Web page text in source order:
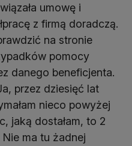
umowę i
z firmą doradczą.
na stronie
pomocy
danego beneficjenta.
przez dziesięć lat
nieco powyżej
jaką dostałam, to 2
ma tu żadnej